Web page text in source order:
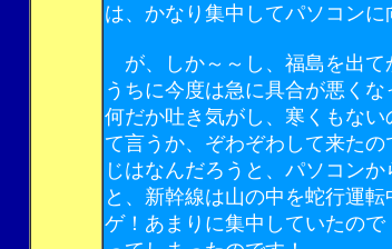
は、かなり集中してパソコンに
が、しか～～し、福島を出て
うちに今度は急に具合が悪くな
何だか吐き気がし、寒くもない
て言うか、ぞわぞわして来た
じはなんだろうと、パソコン
と、新幹線は山の中を蛇行運
ゲ！あまりに集中していたの